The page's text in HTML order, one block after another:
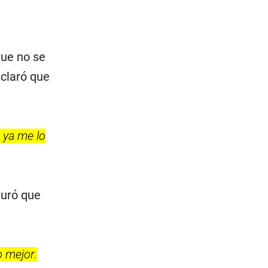
no se
que
me lo
que
mejor.